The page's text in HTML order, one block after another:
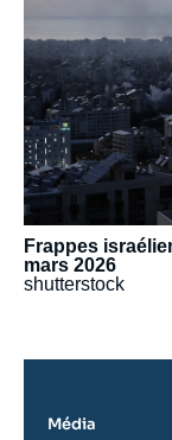
Frappes
mars 2026
shutterstock
Média